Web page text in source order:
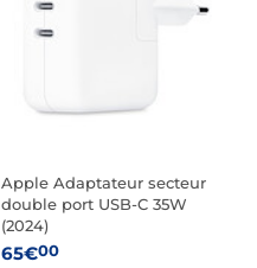
Apple Adaptateur secteur
double port USB-C 35W
(2024)
65€00